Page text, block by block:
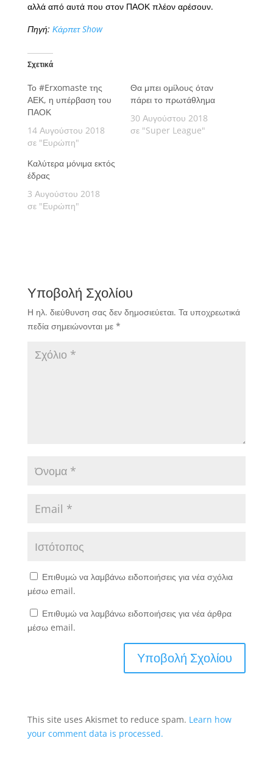
αλλά από αυτά που στον ΠΑΟΚ πλέον αρέσουν.
Πηγή: Κάρπετ Show
Σχετικά
Το #Erxomaste της
ΑΕΚ, η υπέρβαση του
ΠΑΟΚ
14 Αυγούστου 2018
σε "Ευρώπη"
Θα μπει ομίλους όταν
πάρει το πρωτάθλημα
30 Αυγούστου 2018
σε "Super League"
Καλύτερα μόνιμα εκτός
έδρας
3 Αυγούστου 2018
σε "Ευρώπη"
Υποβολή Σχολίου
Η ηλ. διεύθυνση σας δεν δημοσιεύεται. Τα υποχρεωτικά
πεδία σημειώνονται με *
Επιθυμώ να λαμβάνω ειδοποιήσεις για νέα σχόλια
μέσω email.
Επιθυμώ να λαμβάνω ειδοποιήσεις για νέα άρθρα
μέσω email.
This site uses Akismet to reduce spam. Learn how
your comment data is processed.